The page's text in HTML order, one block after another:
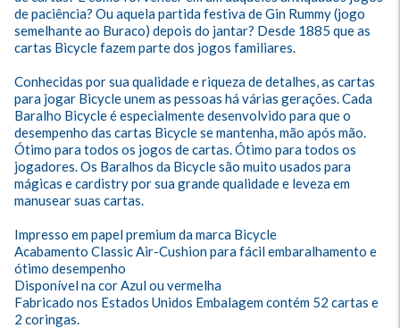
de paciência? Ou aquela partida festiva de Gin Rummy (jogo
semelhante ao Buraco) depois do jantar? Desde 1885 que as
cartas Bicycle fazem parte dos jogos familiares.
Conhecidas por sua qualidade e riqueza de detalhes, as cartas
para jogar Bicycle unem as pessoas há várias gerações. Cada
Baralho Bicycle é especialmente desenvolvido para que o
desempenho das cartas Bicycle se mantenha, mão após mão.
Ótimo para todos os jogos de cartas. Ótimo para todos os
jogadores. Os Baralhos da Bicycle são muito usados para
mágicas e cardistry por sua grande qualidade e leveza em
manusear suas cartas.
Impresso em papel premium da marca Bicycle
Acabamento Classic Air-Cushion para fácil embaralhamento e
ótimo desempenho
Disponível na cor Azul ou vermelha
Fabricado nos Estados Unidos Embalagem contém 52 cartas e
2 coringas.